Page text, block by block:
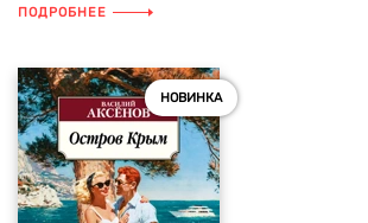
ПОДРОБНЕЕ
НОВИНКА